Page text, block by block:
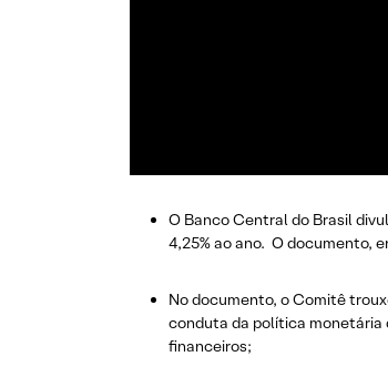
O Banco Central do Brasil
4,25% ao ano. O documento,
No documento, o Comitê
conduta da política monetária
financeiros;